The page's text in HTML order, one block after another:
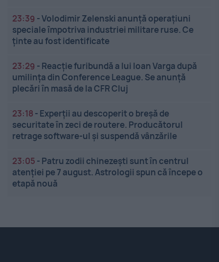
23:39 -Volodimir Zelenski anunță operațiuni
speciale împotriva industriei militare ruse. Ce
ținte au fost identificate
23:29 - Reacție furibundă a lui Ioan Varga după
umilința din Conference League. Se anunță
plecări în masă de la CFR Cluj
23:18 - Experții au descoperit o breșă de
securitate în zeci de routere. Producătorul
retrage software-ul și suspendă vânzările
23:05 - Patru zodii chinezești sunt în centrul
atenției pe 7 august. Astrologii spun că începe o
etapă nouă